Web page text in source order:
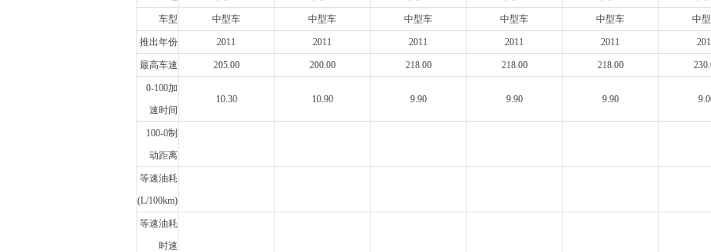
车型 中型车 中型车 中型车 中型车 中型车 中
推出年份 2011 2011 2011 2011 2011
最高车速 205.00 200.00 218.00 218.00 218.00
0-100加
速时间
10.30 10.90 9.90 9.90 9.90
100-0制
动距离
等速油耗
(L/100km)
等速油耗
时速